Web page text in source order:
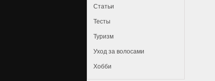
Статьи
Тесты
Туризм
Уход за волосами
Хобби